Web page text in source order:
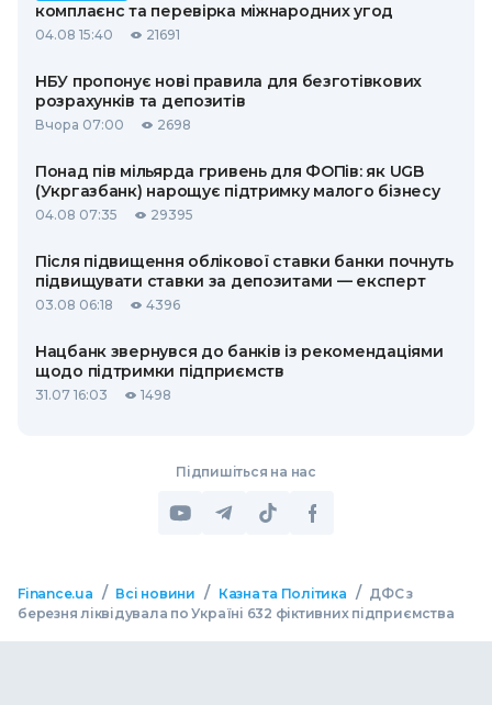
комплаєнс та перевірка міжнародних угод
04.08 15:40 21691
НБУ пропонує нові правила для безготівкових
розрахунків та депозитів
Вчора 07:00 2698
Понад пів мільярда гривень для ФОПів: як UGB
(Укргазбанк) нарощує підтримку малого бізнесу
04.08 07:35 29395
Після підвищення облікової ставки банки почнуть
підвищувати ставки за депозитами — експерт
03.08 06:18 4396
Нацбанк звернувся до банків із рекомендаціями
щодо підтримки підприємств
31.07 16:03 1498
Підпишіться на нас
Finance.ua / Всі новини / Казна та Політика / ДФС з
березня ліквідувала по Україні 632 фіктивних підприємства